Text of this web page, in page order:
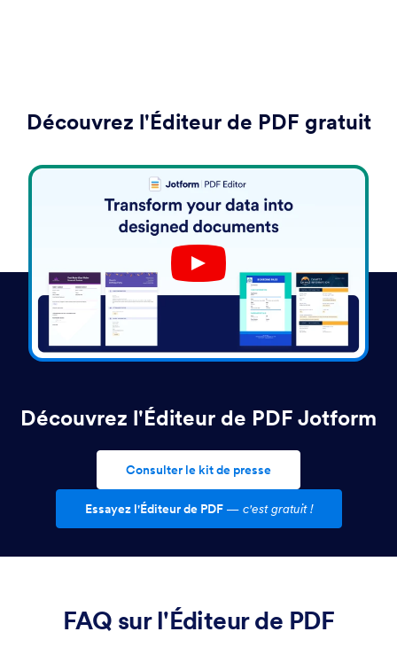
Découvrez l'Éditeur de PDF gratuit
Play YouTube Video
Découvrez l'Éditeur de PDF Jotform
Consulter le kit de presse
Essayez l'Éditeur de PDF — c'est gratuit !
FAQ sur l'Éditeur de PDF